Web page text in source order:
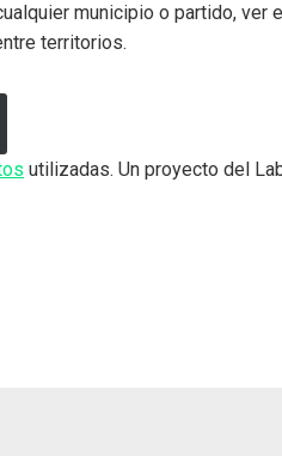
municipio o partido,
territorios.
utilizadas. Un proyecto del